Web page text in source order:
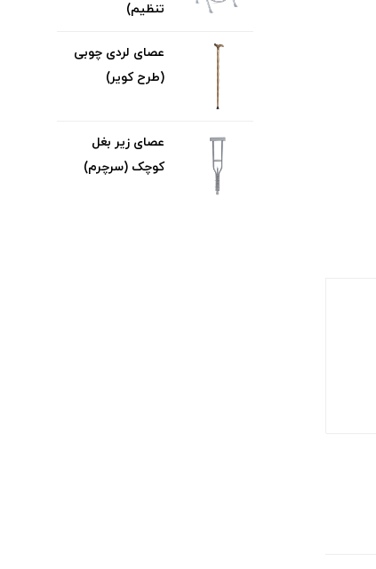
تنظیم)
عصای لردی چوبی
(طرح کویر)
عصای زیر بغل
کوچک (سرچرم)